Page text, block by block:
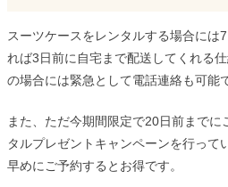
スーツケースをレンタルする場合には
れば3日前に自宅まで配送してくれる
の場合には緊急として電話連絡も可能
また、ただ今期間限定で20日前まで
タルプレゼントキャンペーンを行って
早めにご予約するとお得です。